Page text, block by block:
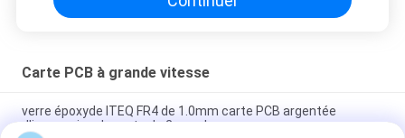
Carte PCB à grande vitesse
verre époxyde ITEQ FR4 de 1.0mm carte PCB argentée
d'immersion de carte de 2 couches